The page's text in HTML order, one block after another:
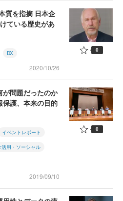
質を指摘 日本企
ている歴史があ
DX
2020/10/26
0
が問題だったのか
護、本来の目的
イベントレポート
活用・ソーシャル
2019/09/10
0